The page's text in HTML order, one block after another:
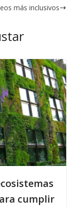
más inclusivos
cumplir